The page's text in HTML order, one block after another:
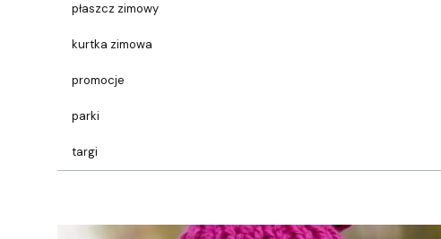
płaszcz zimowy
kurtka zimowa
promocje
parki
targi